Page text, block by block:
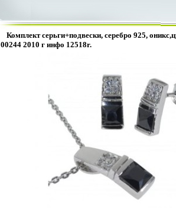
Комплект серьги+подвески, серебро 925,
00244 2010 г инфо 12518r.